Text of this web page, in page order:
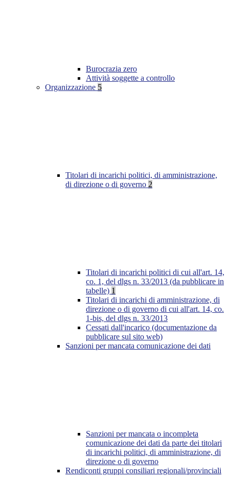
Burocrazia zero
Attività soggette a controllo
Organizzazione 5
Titolari di incarichi politici, di amministrazione,
di direzione o di governo 2
Titolari di incarichi politici di cui all'art. 14,
co. 1, del dlgs n. 33/2013 (da pubblicare in
tabelle) 1
Titolari di incarichi di amministrazione, di
direzione o di governo di cui all'art. 14, co.
1-bis, del dlgs n. 33/2013
Cessati dall'incarico (documentazione da
pubblicare sul sito web)
Sanzioni per mancata comunicazione dei dati
Sanzioni per mancata o incompleta
comunicazione dei dati da parte dei titolari
di incarichi politici, di amministrazione, di
direzione o di governo
Rendiconti gruppi consiliari regionali/provinciali